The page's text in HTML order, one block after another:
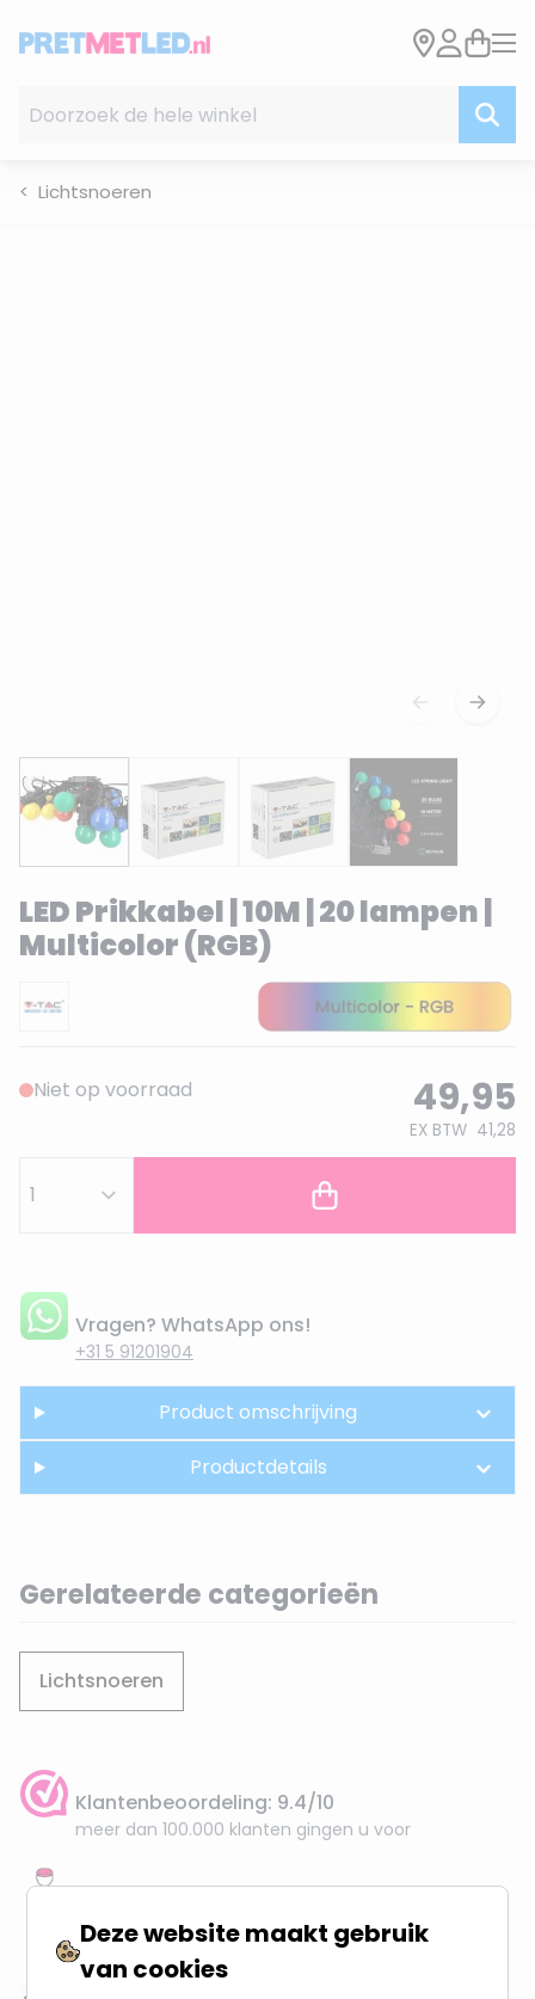
Lichtsnoeren
LED Prikkabel | 10M | 20 lampen |
Multicolor (RGB)
Niet op voorraad 49,95
EX BTW 41,28
Vragen? WhatsApp ons!
+31 5 91201904
Product omschrijving
Productdetails
Gerelateerde categorieën
Lichtsnoeren
Klantenbeoordeling: 9.4/10
meer dan 100.000 klanten gingen u voor
Vanaf EUR100,- naar NL & BE
& 100 dagen recht op retour
Deze website maakt gebruik
van cookies